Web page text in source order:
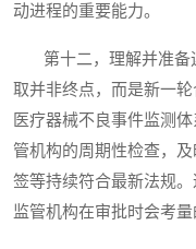
动进程的重要能力。
第十二，理解并准备
取并非终点，而是新一
医疗器械不良事件监测
管机构的周期性检查，
签等持续符合最新法规
监管机构在审批时会考量